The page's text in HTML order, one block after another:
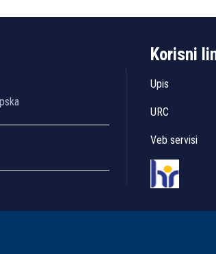
Korisni
Upis
URC
Veb servisi